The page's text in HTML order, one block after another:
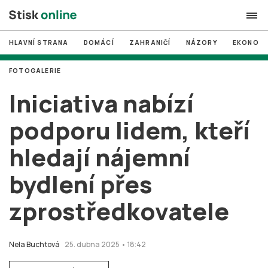
search
# MUNI
Brno
# volby
login PŘIHLÁSIT SE
Zapomněli jste heslo?
Založit nový účet
HLAVNÍ STRANA DOMÁCÍ ZAHRANIČÍ NÁZORY
Iniciativa nabízí
podporu lidem, kteří
hledají nájemní
bydlení přes
zprostředkovatele
Nela Buchtová 25. dubna 2025 • 18:42
FOTOGALERIE